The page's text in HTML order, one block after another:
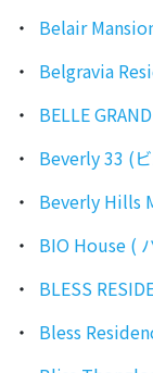
Belair
Belgravia
BELLE
Beverly 33 (
Beverly Hills
BIO House (
BLESS
Bless